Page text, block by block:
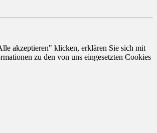
akzeptieren" klicken, erklären Sie sich mit
zu den von uns eingesetzten Cookies